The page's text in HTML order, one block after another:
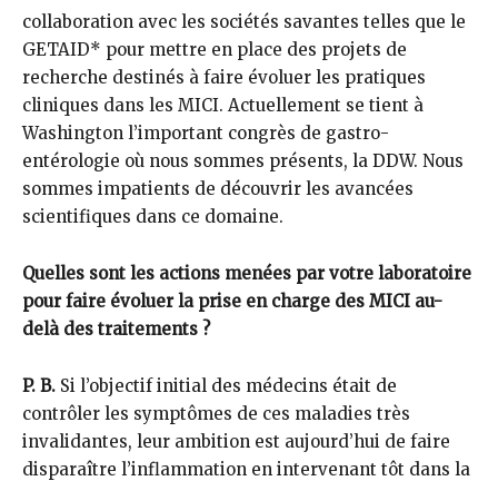
collaboration avec les sociétés savantes telles que le
GETAID* pour mettre en place des projets de
recherche destinés à faire évoluer les pratiques
cliniques dans les MICI. Actuellement se tient à
Washington l’important congrès de gastro-
entérologie où nous sommes présents, la DDW. Nous
sommes impatients de découvrir les avancées
scientifiques dans ce domaine.
Quelles sont les actions menées par votre laboratoire
pour faire évoluer la prise en charge des MICI au-
delà des traitements ?
P. B. Si l’objectif initial des médecins était de
contrôler les symptômes de ces maladies très
invalidantes, leur ambition est aujourd’hui de faire
disparaître l’inflammation en intervenant tôt dans la